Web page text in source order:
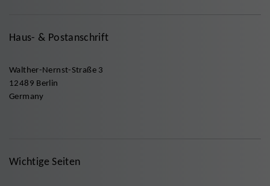
Haus- & Postanschrift
Walther-Nernst-Straße 3
12489 Berlin
Germany
Wichtige Seiten